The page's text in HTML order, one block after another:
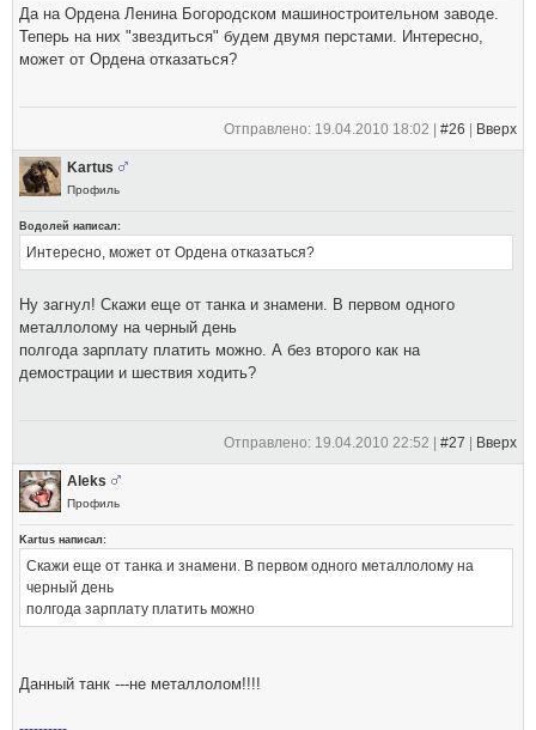
Да на Ордена Ленина Богородском машиностроительном заводе.
Теперь на них "звездиться" будем двумя перстами. Интересно,
может от Ордена отказаться?
Отправлено: 19.04.2010 18:02 | #26 Вверх
Kartus
Профиль
Водолей написал:
Интересно, может от Ордена отказаться?
Ну загнул! Скажи еще от танка и знамени. В первом одного
металлолому на черный день
полгода зарплату платить можно. А без второго как на
демострации и шествия ходить?
Отправлено: 19.04.2010 22:52 | #27 Вверх
Aleks
Профиль
Kartus написал:
Скажи еще от танка и знамени. В первом одного металлолому на
черный день
полгода зарплату платить можно
Данный танк ---не металлолом!!!!